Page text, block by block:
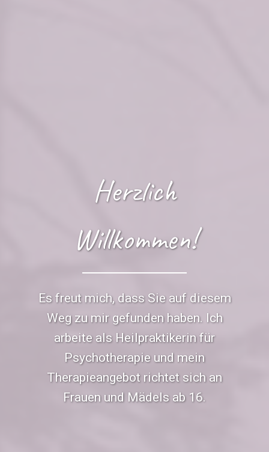
Herzlich
Willkommen!
Es freut mich, dass Sie auf diesem
Weg zu mir gefunden haben. Ich
arbeite als Heilpraktikerin für
Psychotherapie und mein
Therapieangebot richtet sich an
Frauen und Mädels ab 16.